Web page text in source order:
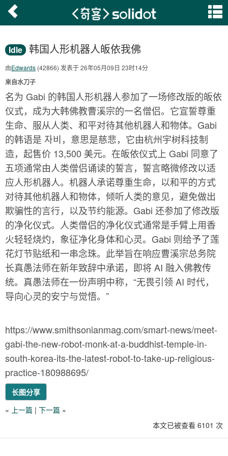
Idle 韩国人形机器人皈依我佛
由Edwards (42866) 发表于 26年05月09日 23时14分
来自水刀子
名为 Gabi 的韩国人形机器人参加了一场修改版的皈依
仪式，成为大韩佛教曹溪宗的一名僧侣。它宣誓尊重
生命、服从人类、和平对待其他机器人和物体。Gabi
的韩语是 자비，意思是慈悲，它由杭州宇树科技制
造，起售价 13,500 美元。在皈依仪式上 Gabi 同意了
五项通常由人类僧侣诵读的誓言，誓言略微修改以适
应人形机器人。机器人承诺尊重生命，以和平的方式
对待其他机器人和物体，倾听人类的意见，避免做出
欺骗性的言行，以及节约能源。Gabi 还参加了修改版
的净化仪式。人类僧侣的净化仪式通常是手臂上用香
火轻轻烧灼，象征净化身体和心灵。Gabi 则给予了莲
花灯节贴纸和一串念珠。此举旨在响应曹溪宗总务院
长真愚法师在新年致辞中承诺，即将 AI 融入佛教传
统。真愚法师在一份声明中称，“无畏引领 AI 时代，
导向心灵的安宁与觉悟。”
https://www.smithsonianmag.com/smart-news/meet-
gabi-the-new-robot-monk-at-a-buddhist-temple-in-
south-korea-its-the-latest-robot-to-take-up-religious-
practice-180988695/
长图分享
« 上一篇 | 下一篇 »
本文已被查看 6101 次